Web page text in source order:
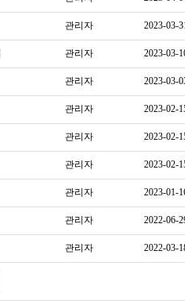
관리자 2023-03-
관리자 2023-03-
관리자 2023-03-
관리자 2023-02-
관리자 2023-02-
관리자 2023-02-
관리자 2023-01-
관리자 2022-06-
관리자 2022-03-